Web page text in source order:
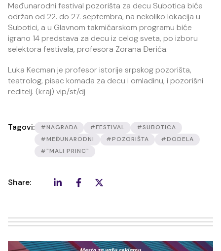
Međunarodni festival pozorišta za decu Subotica biće
održan od 22. do 27. septembra, na nekoliko lokacija u
Subotici, a u Glavnom takmičarskom programu biće
igrano 14 predstava za decu iz celog sveta, po izboru
selektora festivala, profesora Zorana Đerića.
Luka Kecman je profesor istorije srpskog pozorišta,
teatrolog, pisac komada za decu i omladinu, i pozorišni
reditelj. (kraj) vip/st/dj
Tagovi: #NAGRADA #FESTIVAL
#SUBOTICA
#MEĐUNARODNI
#POZORIŠTA
#DODELA
#"MALI PRINC"
Share: